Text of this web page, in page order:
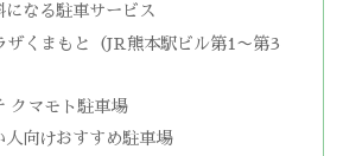
になる駐車サービス
ザくまもと（JR熊本駅ビル第1〜第3
クマモト駐車場
人向けおすすめ駐車場